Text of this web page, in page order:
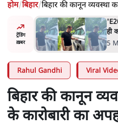
होम/बिहार/बिहार की कानून व्यवस्था
अपहरण और हत्या
ट्रेंडिंग
ख़बर
पूरी दाल
कर
की
5
Rahul Gandhi Viral
बिहार की कानून
के कारोबारी का